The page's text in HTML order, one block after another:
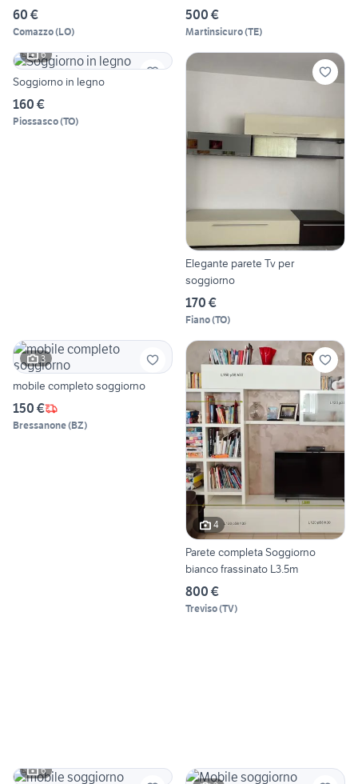
60 €
Comazzo(LO)
500 €
Martinsicuro(TE)
6
Soggiorno in legno
160 €
Piossasco(TO)
Elegante parete Tv per
soggiorno
170 €
Fiano(TO)
3
mobile completo soggiorno
150 €
Bressanone(BZ)
4
Parete completa Soggiorno
bianco frassinato L3.5m
800 €
Treviso(TV)
6